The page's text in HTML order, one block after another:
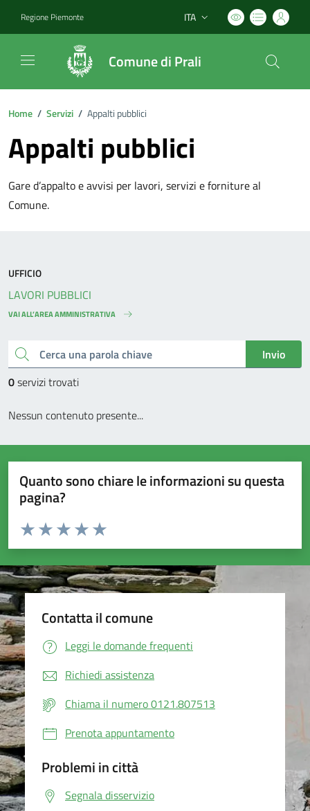
Regione Piemonte Lingua attiva:
ITA
Comune di Prali
Home / Servizi / Appalti pubblici
Appalti pubblici
Gare d’appalto e avvisi per lavori, servizi e forniture al
Comune.
Cerca una parola chiave
Invio
0servizi trovati
Nessun contenuto presente...
UFFICIO
LAVORI PUBBLICI
VAI ALL’AREA AMMINISTRATIVA
Quanto sono chiare le informazioni su questa
pagina?
Valuta da 1 a 5 stelle la pagina
Valuta 5 stelle su 5
Valuta 4 stelle su 5
Valuta 3 stelle su 5
Valuta 2 stelle su 5
Valuta 1 stelle su 5
Contatta il comune
Leggi le domande frequenti
Richiedi assistenza
Chiama il numero 0121.807513
Prenota appuntamento
Problemi in città
Segnala disservizio